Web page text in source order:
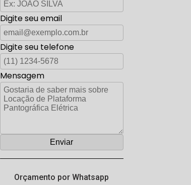
Digite seu email
Digite seu telefone
Mensagem
Orçamento por Whatsapp